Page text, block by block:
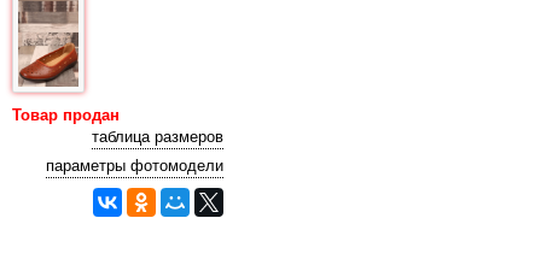
Товар продан
таблица размеров
параметры фотомодели